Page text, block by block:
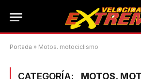
Portada » Motos. motociclismo
CATEGORÍA: MOTOS.